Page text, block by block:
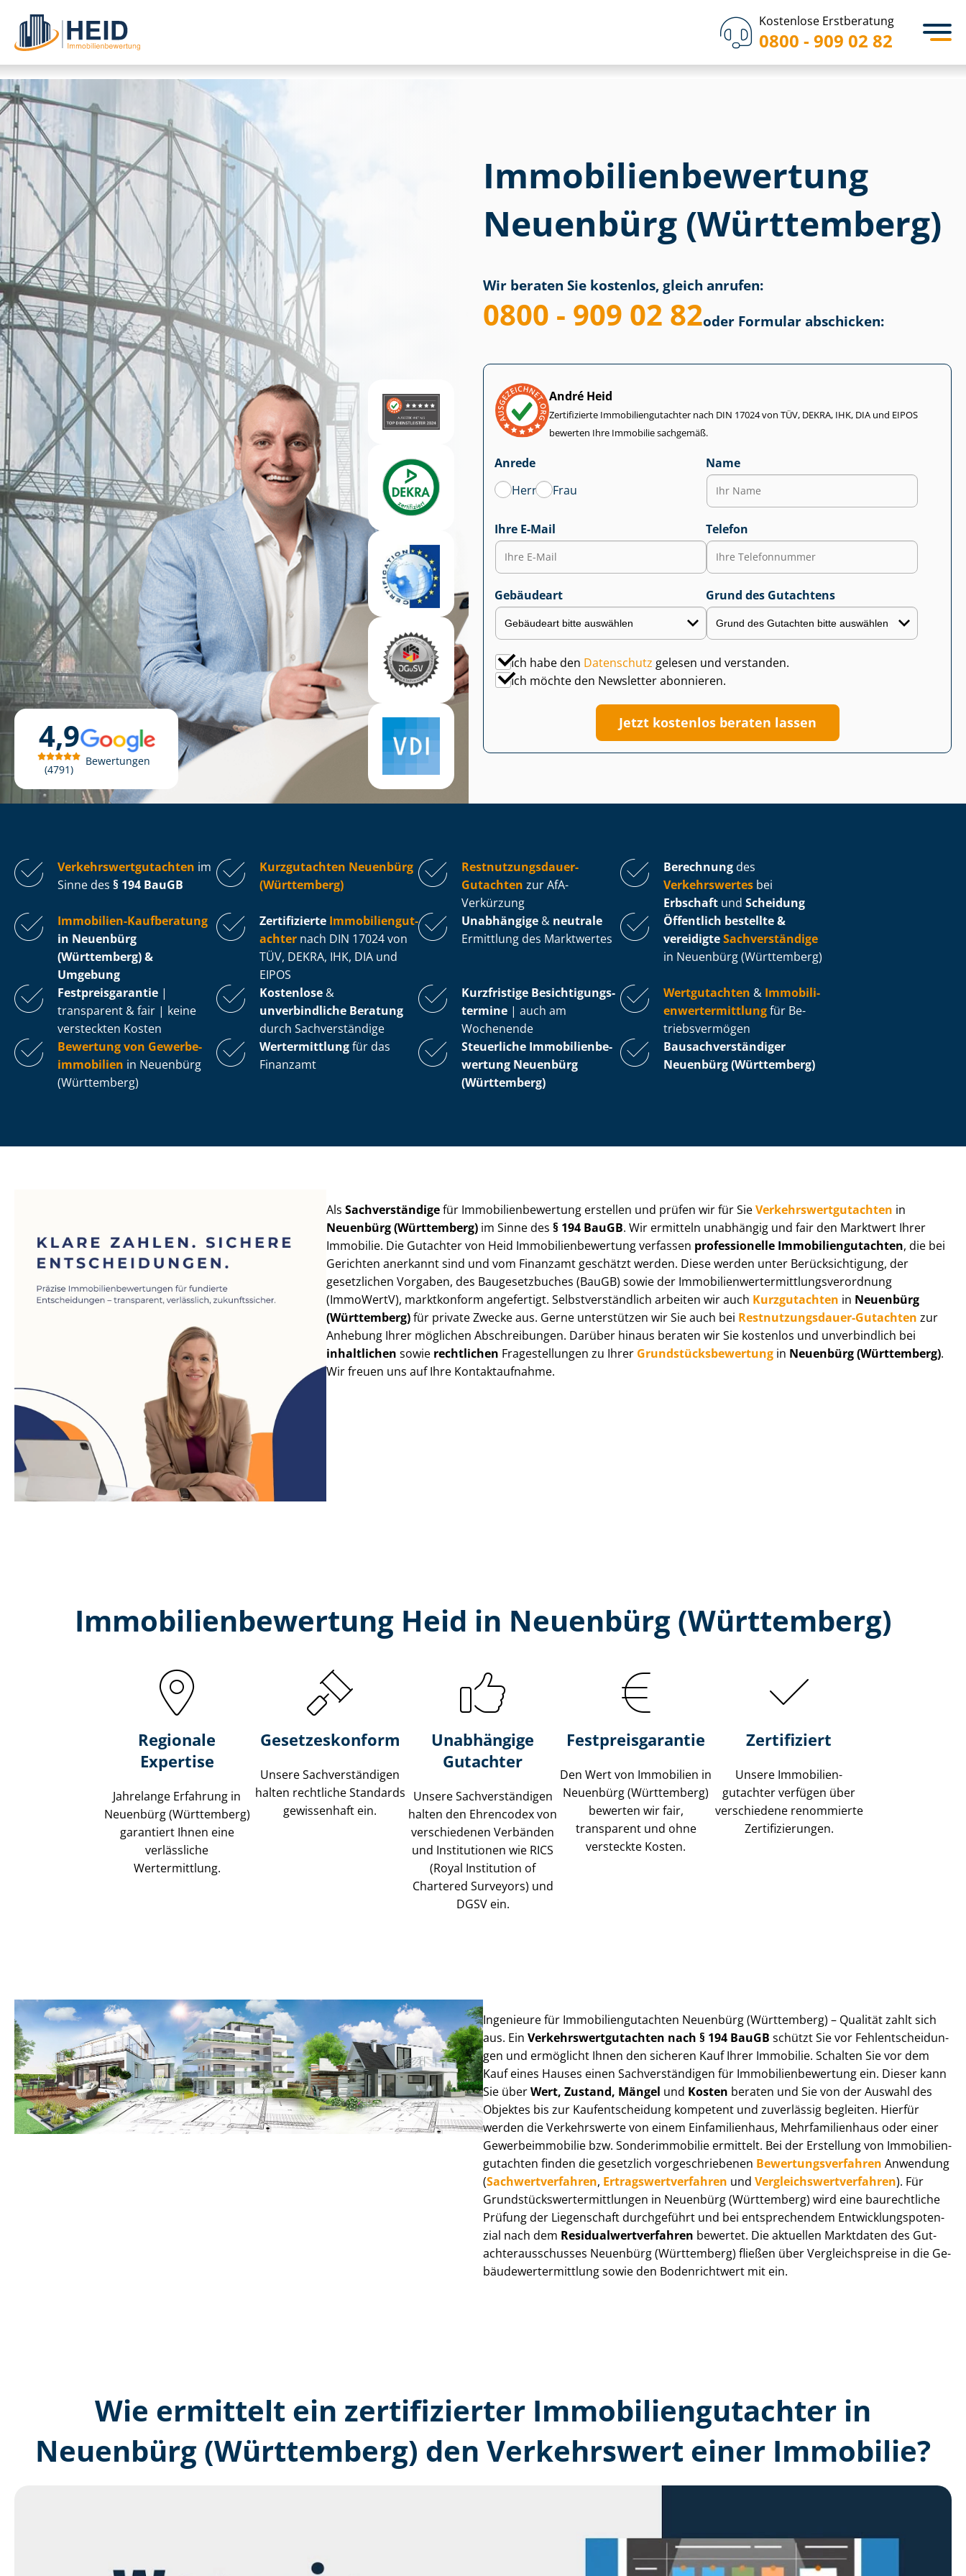
Kostenlose Erstberatung
0800 - 909 02 82
4,9
4791
Bewertungen
Immobilien­bewertung
Neuenbürg (Württemberg)
Wir beraten Sie kostenlos, gleich anrufen:
0800 - 909 02 82oder Formular abschicken:
André Heid
Zertifizierte Im­mo­bi­li­en­gut­ach­ter nach DIN 17024 von TÜV, DEKRA, IHK, DIA und EIPOS
bewerten Ihre Immobilie sachgemäß.
Anrede
Herr
Frau
Name
Ihre E-Mail Telefon
Gebäudeart Grund des Gutachtens
Ich habe den Datenschutz gelesen und verstanden.
Ich möchte den Newsletter abonnieren.
Jetzt kostenlos beraten lassen
Ver­kehrs­wert­gut­ach­ten im
Sinne des § 194 BauGB
Kurzgutachten Neuenbürg
(Württemberg)
Rest­nut­zungs­dau­er-
Gutachten zur AfA-
Verkürzung
Berechnung des
Verkehrswertes bei
Erbschaft und Scheidung
Immobilien-Kaufberatung
in Neuenbürg
(Württemberg) &
Umgebung
Zertifizierte Im­mo­bi­li­en­gut­
ach­ter nach DIN 17024 von
TÜV, DEKRA, IHK, DIA und
EIPOS
Unabhängige & neutrale
Ermittlung des Marktwertes
Öffentlich bestellte &
vereidigteSachverständige
in Neuenbürg (Württemberg)
Fest­preis­ga­ran­tie |
transparent & fair | keine
versteckten Kosten
Kostenlose &
unverbindliche Beratung
durch Sachverständige
Kurzfristige Be­sich­ti­gungs­
ter­mi­ne | auch am
Wochenende
Wertgutachten & Im­mo­bi­li­
en­wert­ermitt­lungfür Be­
triebs­ver­mö­gen
Bewertung von Ge­wer­be­
im­mo­bi­li­en in Neuenbürg
(Württemberg)
Wertermittlungfür das
Finanzamt
Steuerliche Im­mo­bi­li­en­be­
wer­tung Neuenbürg
(Württemberg)
Bau­sach­ver­stän­di­ger
Neuenbürg (Württemberg)
AlsSachverständigefür Im­mo­bi­li­en­be­wer­tung erstellen und prüfen wir für SieVer­kehrs­wert­gut­ach­ten in
Neuenbürg (Württemberg) im Sinne des§ 194 BauGB. Wir ermitteln unabhängig und fair den Marktwert Ihrer
Immobilie. Die Gutachter von Heid Im­mo­bi­li­en­be­wer­tung verfassen professionelle Im­mo­bi­li­en­gut­ach­ten, die bei
Gerichten anerkannt sind und vom Finanzamt geschätzt werden. Diese werden unter Be­rück­sich­ti­gung, der
gesetzlichen Vorgaben, des Baugesetzbuches (BauGB) sowie der Im­mo­bi­li­en­wert­ermitt­lungs­ver­ord­nung
(ImmoWertV), marktkonform angefertigt. Selbst­ver­ständ­lich arbeiten wir auch Kurzgutachten in Neuenbürg
(Württemberg)für private Zwecke aus. Gerne unterstützen wir Sie auch bei Rest­nut­zungs­dau­er-Gutachten zur
Anhebung Ihrer möglichen Abschreibungen. Darüber hinaus beraten wir Sie kostenlos und unverbindlich bei
inhaltlichen sowie rechtlichen Fragestellungen zu Ihrer Grund­stücks­be­wer­tung in Neuenbürg (Württemberg).
Wir freuen uns auf Ihre Kontaktaufnahme.
Immobilien­bewertung Heid in Neuenbürg (Württemberg)
Regionale
Expertise
Jahrelange Erfahrung in
Neuenbürg (Württemberg)
garantiert Ihnen eine
verlässliche
Wertermittlung.
Gesetzes­konform
Unsere Sach­ver­stän­di­gen
halten rechtliche Standards
gewissenhaft ein.
Unabhängige
Gutachter
Unsere Sach­ver­stän­di­gen
halten den Ehrencodex von
verschiedenen Verbänden
und Institutionen wie RICS
(Royal Institution of
Chartered Surveyors) und
DGSV ein.
Festpreis​garantie
Den Wert von Immobilien in
Neuenbürg (Württemberg)
bewerten wir fair,
transparent und ohne
versteckte Kosten.
Zertifiziert
Unsere Immobilien­
gutachter verfügen über
verschiedene renommierte
Zer­ti­fi­zie­run­gen.
Ingenieure für Im­mo­bi­li­en­gut­ach­ten Neuenbürg (Württemberg) – Qualität zahlt sich
aus. Ein Ver­kehrs­wert­gut­ach­ten nach § 194 BauGB schützt Sie vor Fehl­ent­schei­dun­
gen und ermöglicht Ihnen den sicheren Kauf Ihrer Immobilie. Schalten Sie vor dem
Kauf eines Hauses einen Sach­ver­stän­di­gen für Im­mo­bi­li­en­be­wer­tung ein. Dieser kann
Sie überWert, Zustand, Mängel und Kosten beraten und Sie von der Auswahl des
Objektes bis zur Kauf­ent­schei­dung kompetent und zuverlässig begleiten. Hierfür
werden die Verkehrswerte von einem Einfamilienhaus, Mehr­fa­mi­li­en­haus oder einer
Ge­wer­be­im­mo­bi­lie bzw. Sonderimmobilie ermittelt. Bei der Erstellung von Im­mo­bi­li­en­
gut­ach­ten finden die gesetzlich vor­ge­schrie­be­nen Be­wer­tungs­ver­fah­ren Anwendung
(Sach­wert­ver­fah­ren, Er­trags­wert­ver­fah­ren und Ver­gleichs­wert­ver­fah­ren). Für
Grund­stücks­wert­ermitt­lun­gen in Neuenbürg (Württemberg) wird eine baurechtliche
Prüfung der Liegenschaft durchgeführt und bei entsprechendem Ent­wick­lungs­po­ten­
zi­al nach dem Re­si­du­al­wert­ver­fah­ren bewertet. Die aktuellen Marktdaten des Gut­
ach­ter­aus­schus­ses Neuenbürg (Württemberg) fließen über Ver­gleichs­prei­se in die Ge­
bäu­de­wert­ermitt­lung sowie den Bodenrichtwert mit ein.
Wie ermittelt ein zertifizierter Immobilien­gutachter in
Neuenbürg (Württemberg) den Verkehrswert einer Immobilie?